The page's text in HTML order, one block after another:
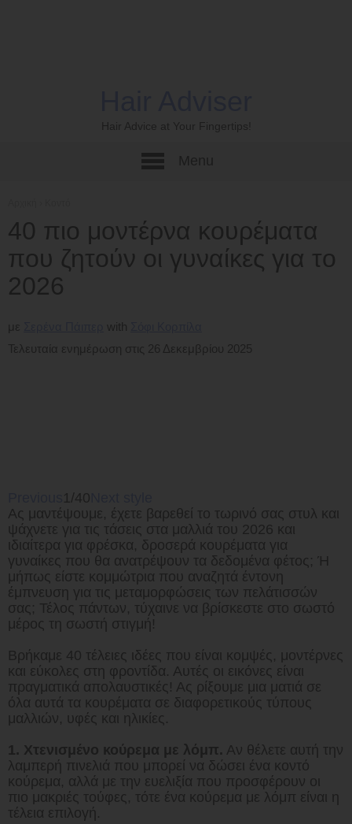
Hair Advice at Your Fingertips!
40 πιο μοντέρνα κουρέματα
που ζητούν οι γυναίκες για το
2026
με
Τελευταία ενημέρωση στις 26 Δεκεμβρίου 2025
1/40
Ας μαντέψουμε, έχετε βαρεθεί το τωρινό σας στυλ και
ψάχνετε για τις τάσεις στα μαλλιά του 2026 και
ιδιαίτερα για φρέσκα, δροσερά κουρέματα για
γυναίκες που θα ανατρέψουν τα δεδομένα φέτος; Ή
μήπως είστε κομμώτρια που αναζητά έντονη
έμπνευση για τις μεταμορφώσεις των πελάτισσών
σας; Τέλος πάντων, τύχαινε να βρίσκεστε στο σωστό
μέρος τη σωστή στιγμή!
Βρήκαμε 40 τέλειες ιδέες που είναι κομψές, μοντέρνες
και εύκολες στη φροντίδα. Αυτές οι εικόνες είναι
πραγματικά απολαυστικές! Ας ρίξουμε μια ματιά σε
όλα αυτά τα κουρέματα σε διαφορετικούς τύπους
μαλλιών, υφές και ηλικίες.
1. Χτενισμένο κούρεμα με λόμπ. Αν θέλετε αυτή την
λαμπερή πινελιά που μπορεί να δώσει ένα κοντό
κούρεμα, αλλά με την ευελιξία που προσφέρουν οι
πιο μακριές τούφες, τότε ένα κούρεμα με λόμπ είναι η
τέλεια επιλογή.